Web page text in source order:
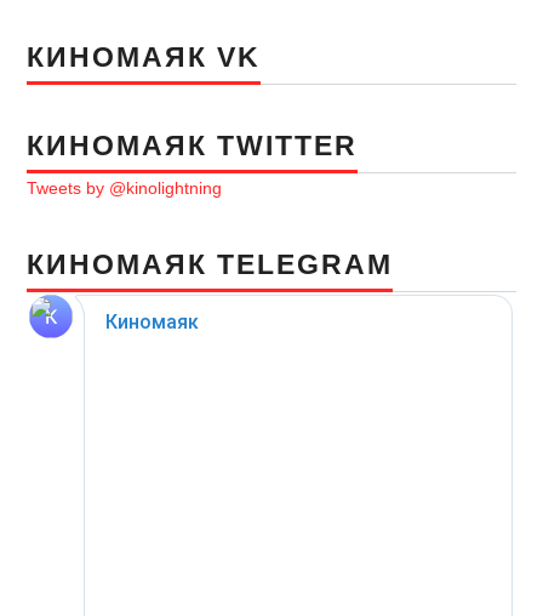
КИНОМАЯК VK
КИНОМАЯК TWITTER
Tweets by @kinolightning
КИНОМАЯК TELEGRAM